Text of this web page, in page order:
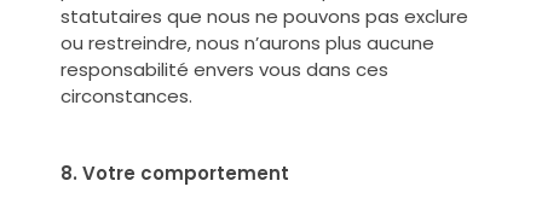
statutaires que nous ne pouvons pas exclure
ou restreindre, nous n’aurons plus aucune
responsabilité envers vous dans ces
circonstances.
8. Votre comportement